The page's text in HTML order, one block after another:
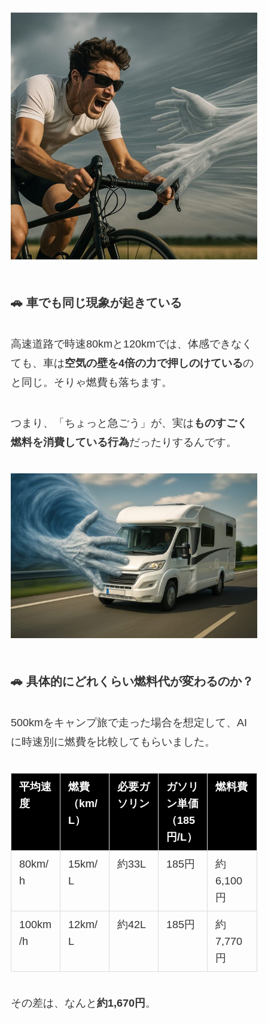
🚗 車でも同じ現象が起きている
高速道路で時速80kmと120kmでは、体感できなく
ても、車は空気の壁を4倍の力で押しのけているの
と同じ。そりゃ燃費も落ちます。
つまり、「ちょっと急ごう」が、実は ものすごく
燃料を消費している行為だったりするんです。
🚗 具体的にどれくらい燃料代が変わるのか？
500kmをキャンプ旅で走った場合を想定して、AI
に時速別に燃費を比較してもらいました。
平均速
度
燃費
（km/
L）
必要ガ
ソリン
ガソリ
ン単価
（185
円/L）
燃料費
80km/
h
15km/
L
約33L 185円
約
6,100
円
100km
/h
12km/
L
約42L 185円
約
7,770
円
その差は、なんと 約1,670円 。